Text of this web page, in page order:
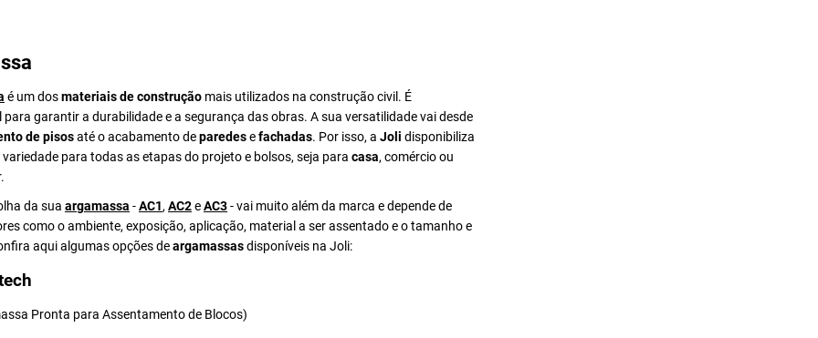
é um dosmateriais de construção mais utilizados na construção civil. É
garantir a durabilidade e a segurança das obras. A sua versatilidade vai desde
de pisosaté o acabamento deparedesefachadas. Por isso, a Joli disponibiliza
para todas as etapas do projeto e bolsos, seja para casa, comércio ou
da sua argamassa -AC1,AC2eAC3- vai muito além da marca e depende de
como o ambiente, exposição, aplicação, material a ser assentado e o tamanho e
aqui algumas opções deargamassasdisponíveis na Joli:
Pronta para Assentamento de Blocos)